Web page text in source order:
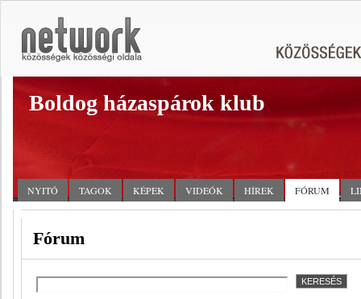
Boldog házaspárok klub
NYITÓ TAGOK KÉPEK VIDEÓK HÍREK FÓRUM
Fórum